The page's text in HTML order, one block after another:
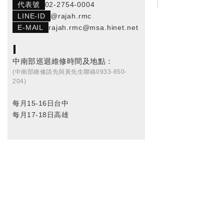
代表號
02-2754-0004
LINE-ID
@rajah.rmc
E-MAIL
rajah.rmc@msa.hinet.net
中南部巡迴維修時間及地點：
(中南部維修請先與黃先生聯絡0933-850-
204)
每月15-16日台中
每月17-18日高雄